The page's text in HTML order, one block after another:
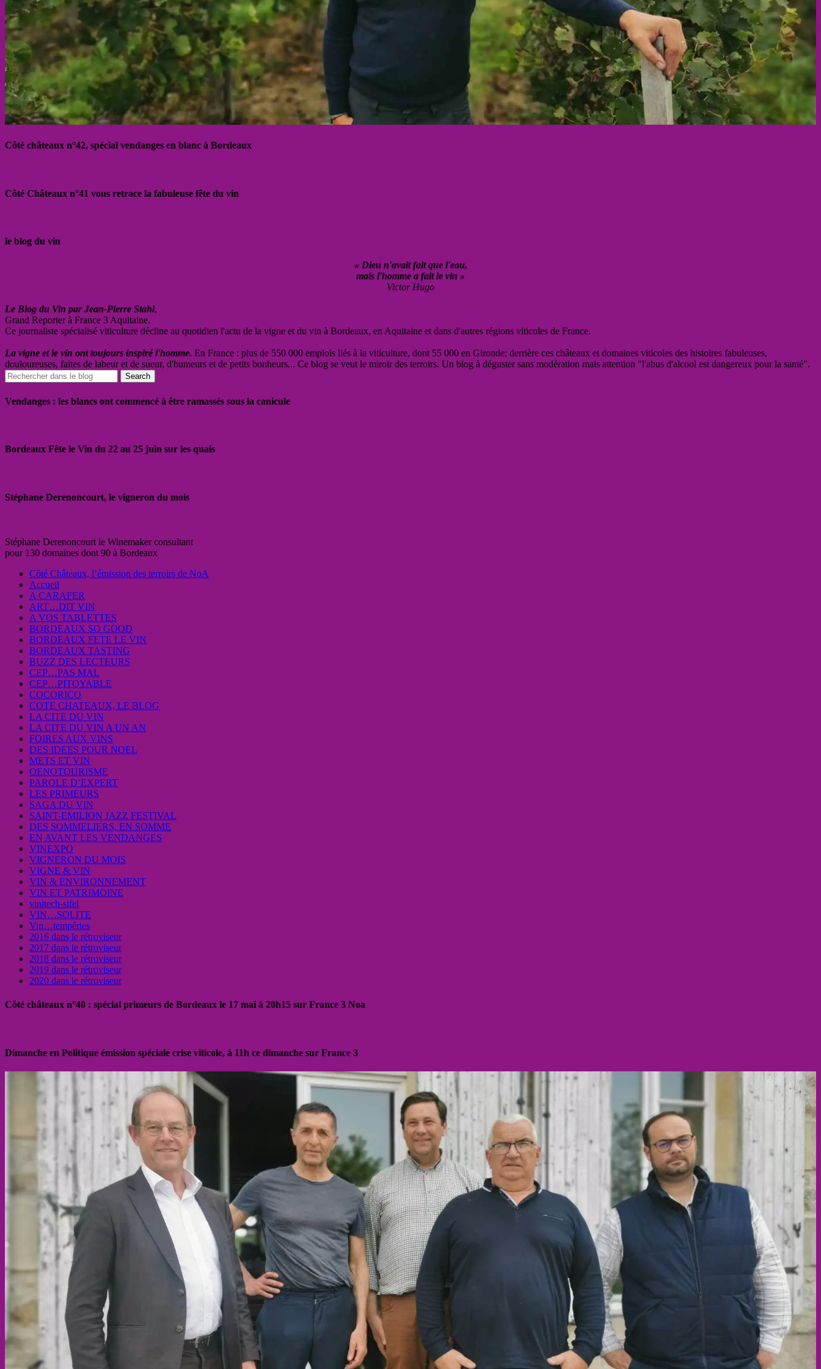
Côté châteaux n°42, spécial vendanges en blanc à Bordeaux
Côté Châteaux n°41 vous retrace la fabuleuse fête du vin
le blog du vin
« Dieu n'avait fait que l'eau,
mais l'homme a fait le vin »
Victor Hugo
Le Blog du Vin par Jean-Pierre Stahl,
Grand Reporter à France 3 Aquitaine.
Ce journaliste spécialisé viticulture décline au quotidien l'actu de la vigne et du vin à Bordeaux, en Aquitaine et dans d'autres régions viticoles de France.
La vigne et le vin ont toujours inspiré l'homme. En France : plus de 550 000 emplois liés à la viticulture, dont 55 000 en Gironde; derrière ces châteaux et domaines viticoles des histoires fabuleuses,
douloureuses, faites de labeur et de sueur, d'humeurs et de petits bonheurs... Ce blog se veut le miroir des terroirs. Un blog à déguster sans modération mais attention "l'abus d'alcool est dangereux pour la santé".
Vendanges : les blancs ont commencé à être ramassés sous la canicule
Bordeaux Fête le Vin du 22 au 25 juin sur les quais
Stéphane Derenoncourt, le vigneron du mois
Stéphane Derenoncourt le Winemaker consultant
pour 130 domaines dont 90 à Bordeaux
Côté Châteaux, l’émission des terroirs de NoA
Accueil
A CARAFER
ART…DIT VIN
A VOS TABLETTES
BORDEAUX SO GOOD
BORDEAUX FETE LE VIN
BORDEAUX TASTING
BUZZ DES LECTEURS
CEP…PAS MAL
CEP…PITOYABLE
COCORICO
COTE CHATEAUX, LE BLOG
LA CITE DU VIN
LA CITE DU VIN A UN AN
FOIRES AUX VINS
DES IDEES POUR NOEL
METS ET VIN
OENOTOURISME
PAROLE D’EXPERT
LES PRIMEURS
SAGA DU VIN
SAINT-EMILION JAZZ FESTIVAL
DES SOMMELIERS, EN SOMME
EN AVANT LES VENDANGES
VINEXPO
VIGNERON DU MOIS
VIGNE & VIN
VIN & ENVIRONNEMENT
VIN ET PATRIMOINE
vinitech-sifel
VIN…SOLITE
Vin…tempéries
2016 dans le rétroviseur
2017 dans le rétroviseur
2018 dans le rétroviseur
2019 dans le rétroviseur
2020 dans le rétroviseur
Côté châteaux n°40 : spécial primeurs de Bordeaux le 17 mai à 20h15 sur France 3 Noa
Dimanche en Politique émission spéciale crise viticole, à 11h ce dimanche sur France 3